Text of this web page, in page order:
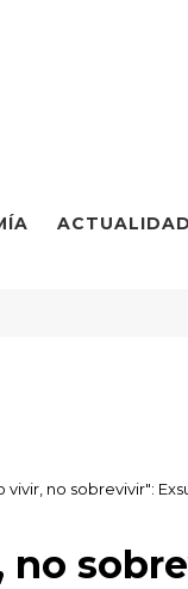
ACTUALIDAD
vivir, no sobrevivir":
no